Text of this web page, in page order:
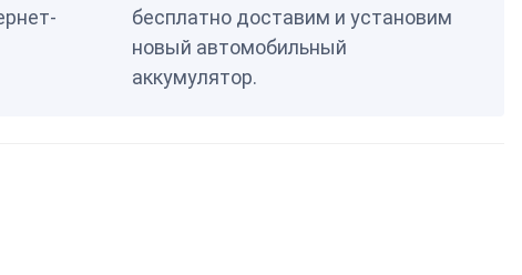
бесплатно доставим и установим
новый автомобильный
аккумулятор.